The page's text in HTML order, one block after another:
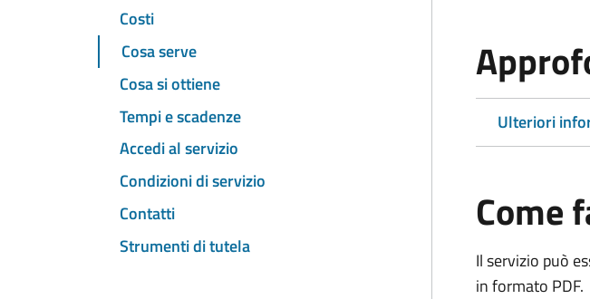
Costi
Cosa serve
Cosa si ottiene
Tempi e scadenze
Accedi al servizio
Condizioni di servizio
Contatti
Strumenti di tutela
Ulteriori
Come
Il servizio può
in formato PDF.